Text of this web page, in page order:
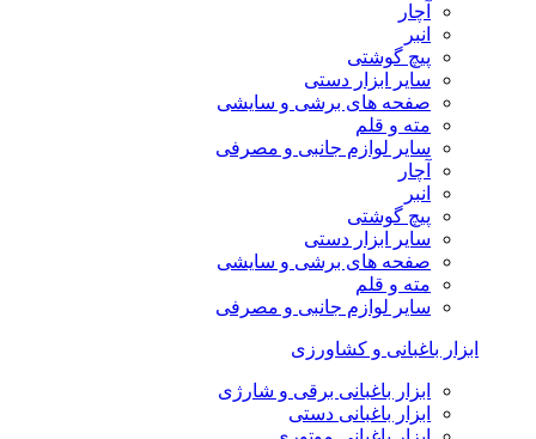
آچار
انبر
پیچ گوشتی
سایر ابزار دستی
صفحه های برشی و سایشی
مته و قلم
سایر لوازم جانبی و مصرفی
آچار
انبر
پیچ گوشتی
سایر ابزار دستی
صفحه های برشی و سایشی
مته و قلم
سایر لوازم جانبی و مصرفی
ابزار باغبانی و کشاورزی
ابزار باغبانی برقی و شارژی
ابزار باغبانی دستی